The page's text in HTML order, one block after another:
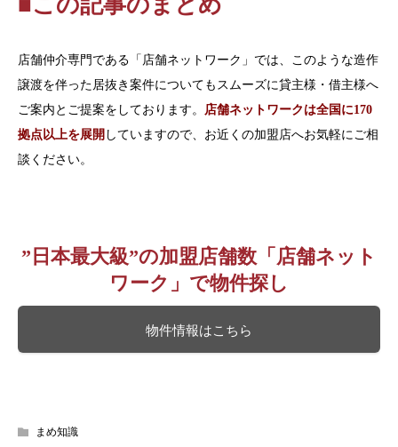
■この記事のまとめ
店舗仲介専門である「店舗ネットワーク」では、このような造作
譲渡を伴った居抜き案件についてもスムーズに貸主様・借主様へ
ご案内とご提案をしております。 店舗ネットワークは全国に170
拠点以上を展開 していますので、お近くの加盟店へお気軽にご相
談ください。
”日本最大級”の加盟店舗数「店舗ネット
ワーク」で物件探し
物件情報はこちら
まめ知識